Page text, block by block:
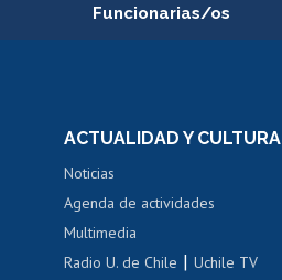
Funcionarias/os
Portal de movilidad interna
Certificado de renta
Certificado de renta
ACTUALIDAD Y CULTURA
Noticias
Agenda de actividades
Multimedia
Radio U. de Chile |Uchile TV